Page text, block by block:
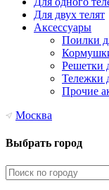
Для двух телят
Аксессуары
Поилки
Решетки
Тележки
Прочие
Москва
Выбрать город